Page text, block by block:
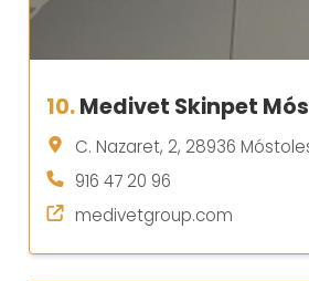
10.Medivet Skinpet
C. Nazaret, 2, 28936
916 47 20 96
medivetgroup.com